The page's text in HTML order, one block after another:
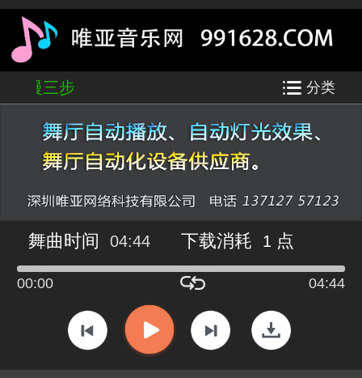
-慢三步 分类
舞曲时间 04:44 下载消耗 1 点
00:00 04:44